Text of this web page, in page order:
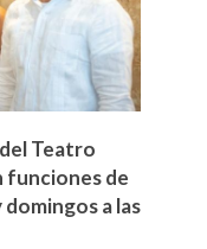
del Teatro
funciones de
domingos a las